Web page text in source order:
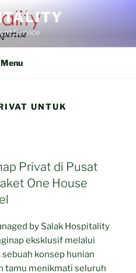
Service
Menu
UNTUK
Privat di Pusat
One House
by Salak Hospitality
eksklusif melalui
konsep hunian
tamu menikmati seluruh